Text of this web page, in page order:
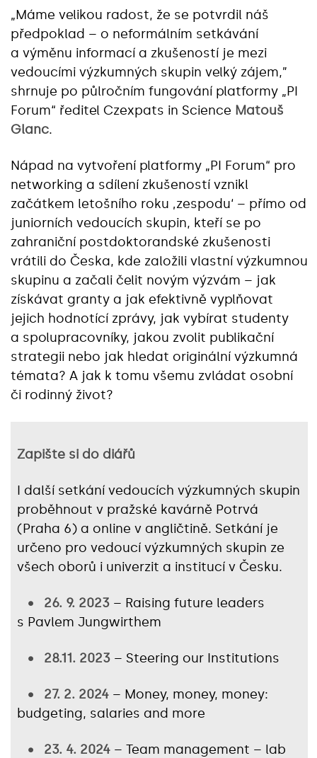
„Máme velikou radost, že se potvrdil náš
předpoklad – o neformálním setkávání
a výměnu informací a zkušeností je mezi
vedoucími výzkumných skupin velký zájem,”
shrnuje po půlročním fungování platformy „PI
Forum“ ředitel Czexpats in Science Matouš
Glanc.
Nápad na vytvoření platformy „PI Forum“ pro
networking a sdílení zkušeností vznikl
začátkem letošního roku ‚zespodu‘ – přímo od
juniorních vedoucích skupin, kteří se po
zahraniční postdoktorandské zkušenosti
vrátili do Česka, kde založili vlastní výzkumnou
skupinu a začali čelit novým výzvám – jak
získávat granty a jak efektivně vyplňovat
jejich hodnotící zprávy, jak vybírat studenty
a spolupracovníky, jakou zvolit publikační
strategii nebo jak hledat originální výzkumná
témata? A jak k tomu všemu zvládat osobní
či rodinný život?
Zapište si do diářů
I další setkání vedoucích výzkumných skupin
proběhnout v pražské kavárně Potrvá
(Praha 6) a online v angličtině. Setkání je
určeno pro vedoucí výzkumných skupin ze
všech oborů i univerzit a institucí v Česku.
• 26. 9. 2023 – Raising future leaders
s Pavlem Jungwirthem
• 28.11. 2023 – Steering our Institutions
• 27. 2. 2024 – Money, money, money:
budgeting, salaries and more
• 23. 4. 2024 – Team management – lab